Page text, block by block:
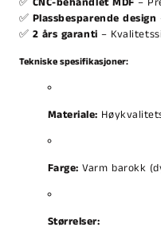
✅ Plassbesparende design
✅ 2 års garanti –
Tekniske spesifikasjoner:
Materiale:
Farge: Varm barokk
Størrelser: